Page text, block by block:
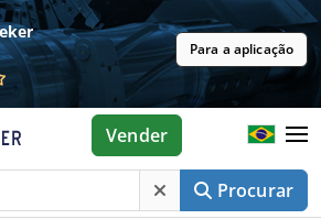
Para a aplicação
Procurar
Vender